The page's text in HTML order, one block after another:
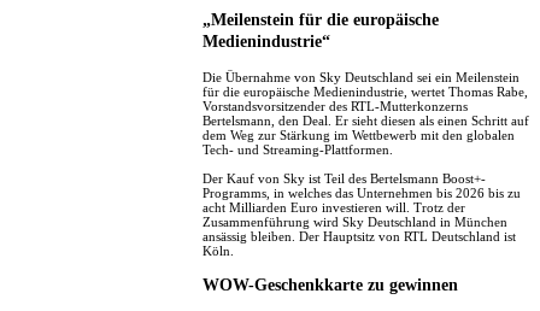
„Meilenstein für die europäische
Medienindustrie“
Die Übernahme von Sky Deutschland sei ein Meilenstein
für die europäische Medienindustrie, wertet Thomas Rabe,
Vorstandsvorsitzender des RTL-Mutterkonzerns
Bertelsmann, den Deal. Er sieht diesen als einen Schritt auf
dem Weg zur Stärkung im Wettbewerb mit den globalen
Tech- und Streaming-Plattformen.
Der Kauf von Sky ist Teil des Bertelsmann Boost+-
Programms, in welches das Unternehmen bis 2026 bis zu
acht Milliarden Euro investieren will. Trotz der
Zusammenführung wird Sky Deutschland in München
ansässig bleiben. Der Hauptsitz von RTL Deutschland ist
Köln.
WOW-Geschenkkarte zu gewinnen